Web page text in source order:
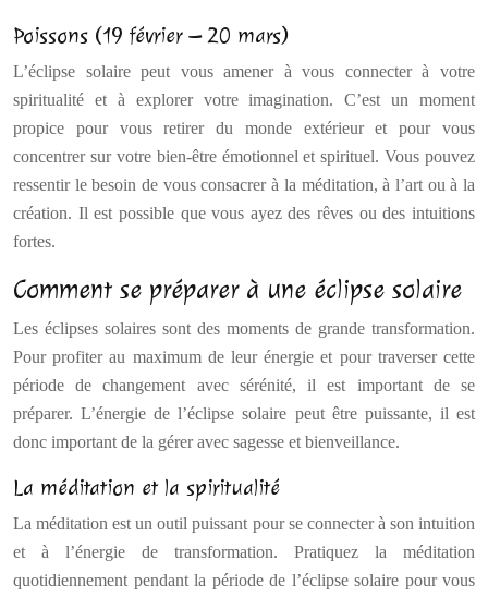
Poissons (19 février – 20 mars)
L’éclipse solaire peut vous amener à vous connecter à votre
spiritualité et à explorer votre imagination. C’est un moment
propice pour vous retirer du monde extérieur et pour vous
concentrer sur votre bien-être émotionnel et spirituel. Vous pouvez
ressentir le besoin de vous consacrer à la méditation, à l’art ou à la
création. Il est possible que vous ayez des rêves ou des intuitions
fortes.
Comment se préparer à une éclipse solaire
Les éclipses solaires sont des moments de grande transformation.
Pour profiter au maximum de leur énergie et pour traverser cette
période de changement avec sérénité, il est important de se
préparer. L’énergie de l’éclipse solaire peut être puissante, il est
donc important de la gérer avec sagesse et bienveillance.
La méditation et la spiritualité
La méditation est un outil puissant pour se connecter à son intuition
et à l’énergie de transformation. Pratiquez la méditation
quotidiennement pendant la période de l’éclipse solaire pour vous